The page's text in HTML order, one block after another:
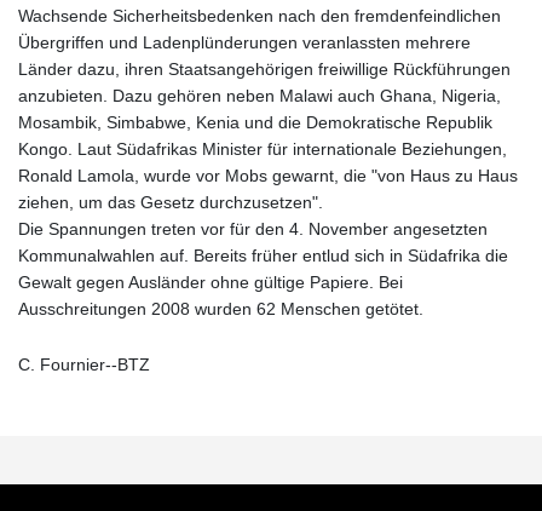
Wachsende Sicherheitsbedenken nach den fremdenfeindlichen
Übergriffen und Ladenplünderungen veranlassten mehrere
Länder dazu, ihren Staatsangehörigen freiwillige Rückführungen
anzubieten. Dazu gehören neben Malawi auch Ghana, Nigeria,
Mosambik, Simbabwe, Kenia und die Demokratische Republik
Kongo. Laut Südafrikas Minister für internationale Beziehungen,
Ronald Lamola, wurde vor Mobs gewarnt, die "von Haus zu Haus
ziehen, um das Gesetz durchzusetzen".
Die Spannungen treten vor für den 4. November angesetzten
Kommunalwahlen auf. Bereits früher entlud sich in Südafrika die
Gewalt gegen Ausländer ohne gültige Papiere. Bei
Ausschreitungen 2008 wurden 62 Menschen getötet.
C. Fournier--BTZ